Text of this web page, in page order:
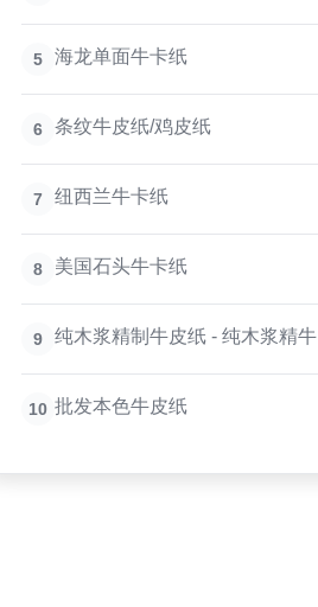
5 海龙单面牛卡纸
6 条纹牛皮纸/鸡皮纸
7 纽西兰牛卡纸
8 美国石头牛卡纸
9 纯木浆精制牛皮纸 - 纯木浆精牛
10 批发本色牛皮纸